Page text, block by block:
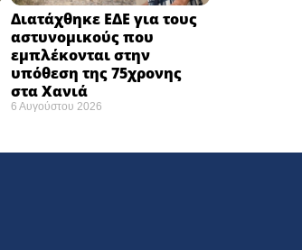
Διατάχθηκε ΕΔΕ για τους
αστυνομικούς που
εμπλέκονται στην
υπόθεση της 75χρονης
στα Χανιά
6 Αυγούστου 2026